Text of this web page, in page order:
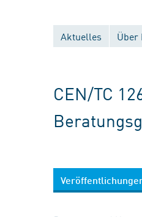
Aktuelles Über
CEN/TC